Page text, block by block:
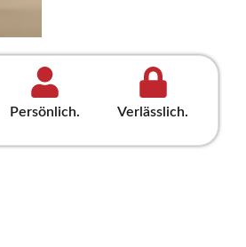
Persönlich. Verlässlich.